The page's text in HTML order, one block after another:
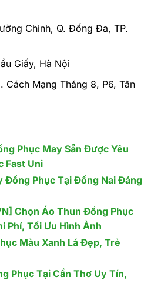
Chinh, Q. Đống Đa, TP.
Giấy, Hà Nội
Cách Mạng Tháng 8, P6, Tân
Phục May Sẵn Được Yêu
Fast Uni
Đồng Phục Tại Đồng Nai Đáng
Chọn Áo Thun Đồng Phục
Phí, Tối Ưu Hình Ảnh
Màu Xanh Lá Đẹp, Trẻ
Phục Tại Cần Thơ Uy Tín,